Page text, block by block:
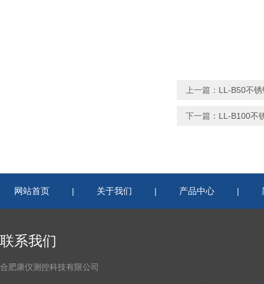
上一篇： LL-B50不
下一篇： LL-B100不
网站首页 | 关于我们 | 产品中心 |
联系我们
合肥康仪测控科技有限公司